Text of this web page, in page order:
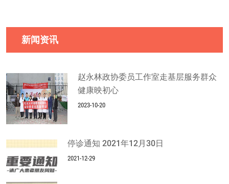
新闻资讯
赵永林政协委员工作室走基层服务群众
健康映初心
2023-10-20
停诊通知 2021年12月30日
2021-12-29